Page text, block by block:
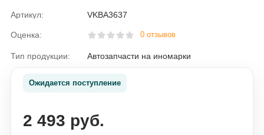
Артикул: VKBA3637
Оценка: 0 отзывов
Тип продукции: Автозапчасти на иномарки
Ожидается поступление
2 493 руб.